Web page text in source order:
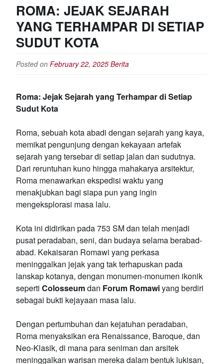
ROMA: JEJAK SEJARAH
YANG TERHAMPAR DI SETIAP
SUDUT KOTA
Posted on February 22, 2025 Berita
Roma: Jejak Sejarah yang Terhampar di Setiap
Sudut Kota
Roma, sebuah kota abadi dengan sejarah yang kaya,
memikat pengunjung dengan kekayaan artefak
sejarah yang tersebar di setiap jalan dan sudutnya.
Dari reruntuhan kuno hingga mahakarya arsitektur,
Roma menawarkan ekspedisi waktu yang
menakjubkan bagi siapa pun yang ingin
mengeksplorasi masa lalu.
Kota ini didirikan pada 753 SM dan telah menjadi
pusat peradaban, seni, dan budaya selama berabad-
abad. Kekaisaran Romawi yang perkasa
meninggalkan jejak yang tak terhapuskan pada
lanskap kotanya, dengan monumen-monumen ikonik
seperti Colosseumdan Forum Romawiyang berdiri
sebagai bukti kejayaan masa lalu.
Dengan pertumbuhan dan kejatuhan peradaban,
Roma menyaksikan era Renaissance, Baroque, dan
Neo-Klasik, di mana para seniman dan arsitek
meninggalkan warisan mereka dalam bentuk lukisan,